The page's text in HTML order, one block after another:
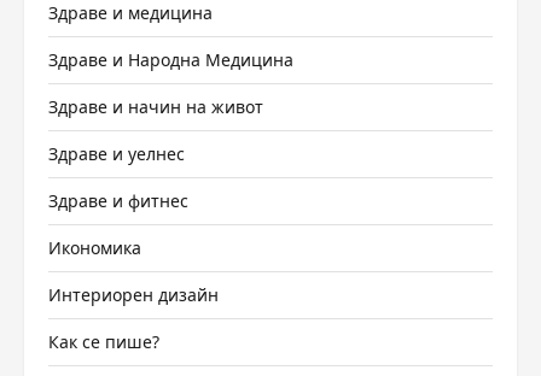
Здраве и медицина
Здраве и Народна Медицина
Здраве и начин на живот
Здраве и уелнес
Здраве и фитнес
Икономика
Интериорен дизайн
Как се пише?